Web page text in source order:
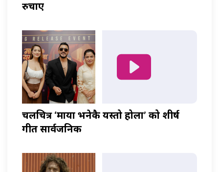
रुचाए
चलचित्र ‘माया भनेकै यस्तो होला’ को शीर्ष
गीत सार्वजनिक